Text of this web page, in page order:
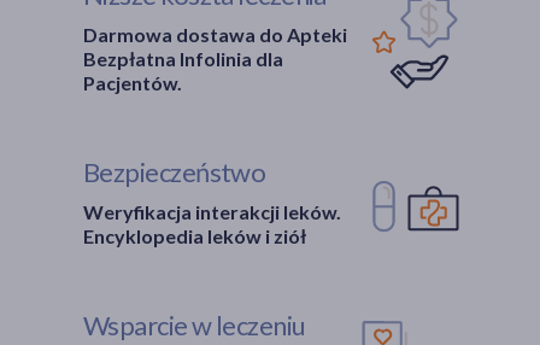
Darmowa dostawa do Apteki
Bezpłatna Infolinia dla
Pacjentów.
Bezpieczeństwo
Weryfikacja interakcji leków.
Encyklopedia leków i ziół
Wsparcie w leczeniu